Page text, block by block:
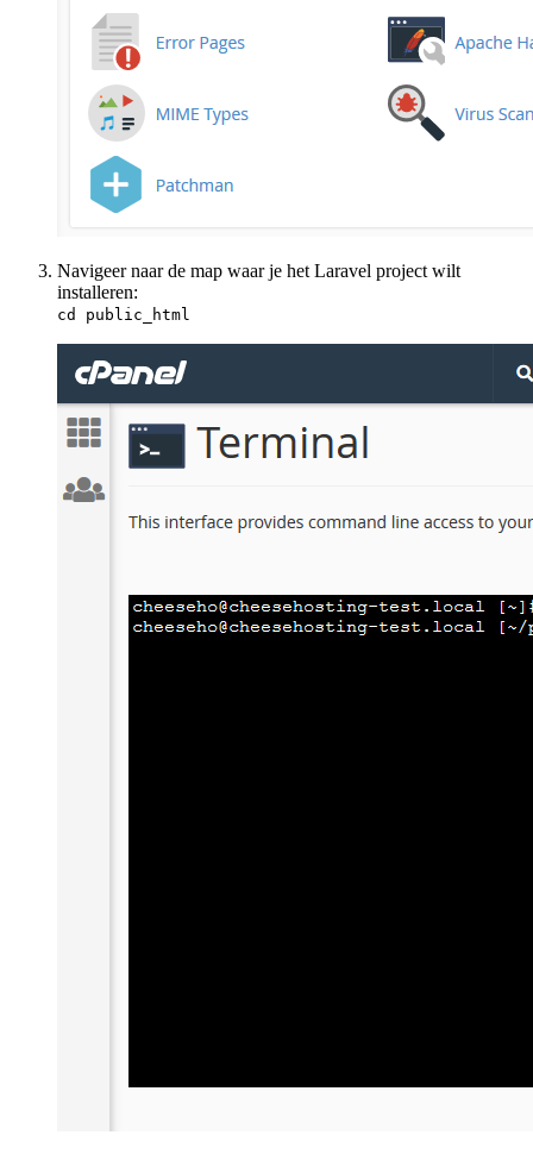
Navigeer naar de map waar je het Laravel project wilt
installeren:
cd public_html